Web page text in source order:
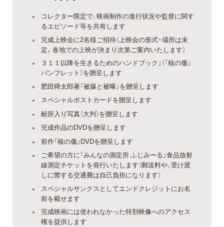
コレクター限定で、映画制作の進行状況や監督に関す
るエピソード等を共有します
完成上映会に2名様ご招待（上映会の形式・場所は未
定。各地での上映が決まり次第ご案内いたします）
３１１以降を生きるためのハンドブック」（「核の傷」
パンフレット）を贈呈します
肥田舜太郎著「被爆と被曝」を贈呈します
スペシャルポストカードを贈呈します
献辞入り写真（大判）を贈呈します
完成作品のDVDを贈呈します
前作「核の傷」DVDを贈呈します
ご希望の方に「みんなの測定所 ふじみーる」食品放射
線測定チケットを発行いたします（郵送料や、受け渡
しに際する交通費は自己負担になります）
スペシャルサンクスとしてエンドクレジットにお名
前を載せます
完成映画には使われなかった特別映像へのアクセス
権を提供します